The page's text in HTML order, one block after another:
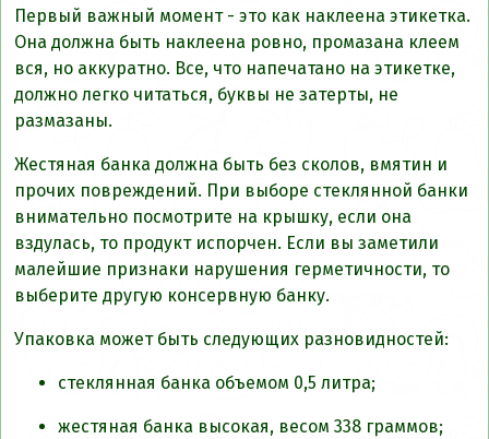
Первый важный момент - это как наклеена этикетка.
Она должна быть наклеена ровно, промазана клеем
вся, но аккуратно. Все, что напечатано на этикетке,
должно легко читаться, буквы не затерты, не
размазаны.
Жестяная банка должна быть без сколов, вмятин и
прочих повреждений. При выборе стеклянной банки
внимательно посмотрите на крышку, если она
вздулась, то продукт испорчен. Если вы заметили
малейшие признаки нарушения герметичности, то
выберите другую консервную банку.
Упаковка может быть следующих разновидностей:
стеклянная банка объемом 0,5 литра;
жестяная банка высокая, весом 338 граммов;